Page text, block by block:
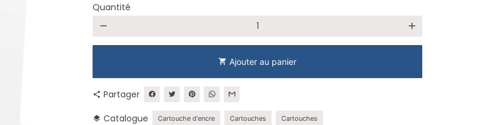
Quantité
remove add
shopping_cart Ajouter au panier
share Partager
layers Catalogue Cartouche d'encre Cartouches Cartouches